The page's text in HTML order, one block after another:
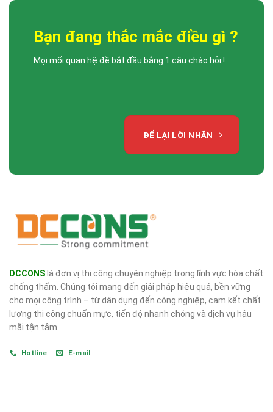
Bạn đang thắc mắc điều gì ?
Mọi mối quan hệ đề bắt đầu bằng 1 câu chào hỏi !
ĐỂ LẠI LỜI NHẮN
DCCONS là đơn vị thi công chuyên nghiệp trong lĩnh vực hóa chất
chống thấm. Chúng tôi mang đến giải pháp hiệu quả, bền vững
cho mọi công trình – từ dân dụng đến công nghiệp, cam kết chất
lượng thi công chuẩn mực, tiến độ nhanh chóng và dịch vụ hậu
mãi tận tâm.
Hotline E-mail